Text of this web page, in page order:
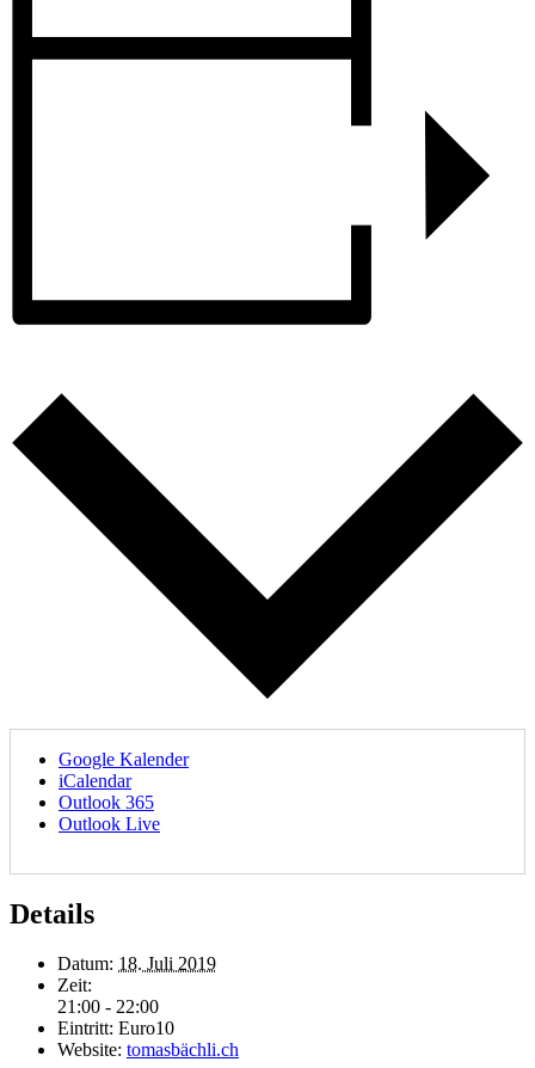
Google Kalender
iCalendar
Outlook 365
Outlook Live
Details
Datum: 18. Juli 2019
Zeit:
21:00 - 22:00
Eintritt: Euro10
Website: tomasbächli.ch